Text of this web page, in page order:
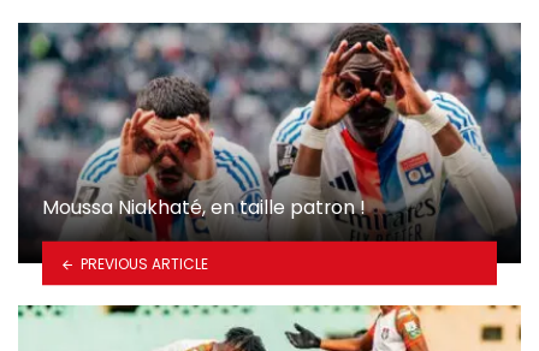
Moussa Niakhaté, en taille patron !
PREVIOUS ARTICLE